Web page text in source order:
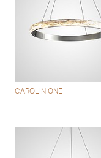
CAROLIN ONE